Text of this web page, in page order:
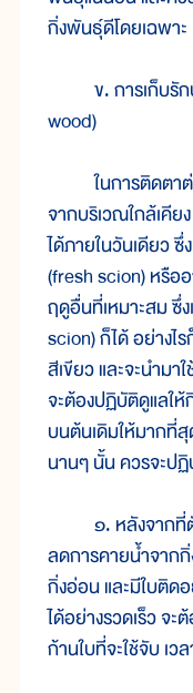
กิ่งพันธุ์ดีโดยเฉพาะ
ข. การเก็บรักษ
wood)
ในการติดตาต่อ
จากบริเวณใกล้เคีย
ได้ภายในวันเดียว
(fresh scion) หรืออ
ฤดูอื่นที่เหมาะสม ซึ่
scion) ก็ได้ อย่าง
สีเขียว และจะนำมา
จะต้องปฏิบัติดูแลใ
บนต้นเดิมให้มากที่
นานๆ นั้น ควรจะป
๑. หลังจากที่ตั
ลดการคายน้ำจาก
กิ่งอ่อน และมีใบติด
ได้อย่างรวดเร็ว จ
ก้านใบที่จะใช้จับ เ